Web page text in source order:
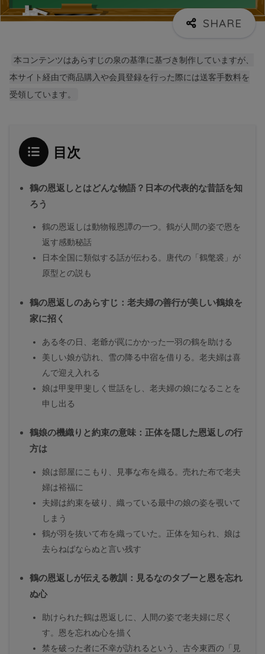
本コンテンツはあらすじの泉の基準に基づき制作していますが、
本サイト経由で商品購入や会員登録を行った際には送客手数料を
受領しています。
目次
鶴の恩返しとはどんな物語？日本の代表的な昔話を知
ろう
鶴の恩返しは動物報恩譚の一つ。鶴が人間の姿で恩を
返す感動秘話
日本全国に類似する話が伝わる。唐代の「鶴氅裘」が
原型との説も
鶴の恩返しのあらすじ：老夫婦の善行が美しい鶴娘を
家に招く
ある冬の日、老爺が罠にかかった一羽の鶴を助ける
美しい娘が訪れ、雪の降る中宿を借りる。老夫婦は喜
んで迎え入れる
娘は甲斐甲斐しく世話をし、老夫婦の娘になることを
申し出る
鶴娘の機織りと約束の意味：正体を隠した恩返しの行
方は
娘は部屋にこもり、見事な布を織る。売れた布で老夫
婦は裕福に
夫婦は約束を破り、織っている最中の娘の姿を覗いて
しまう
鶴が羽を抜いて布を織っていた。正体を知られ、娘は
去らねばならぬと言い残す
鶴の恩返しが伝える教訓：見るなのタブーと恩を忘れ
ぬ心
助けられた鶴は恩返しに、人間の姿で老夫婦に尽く
す。恩を忘れぬ心を描く
禁を破った者に不幸が訪れるという、古今東西の「見